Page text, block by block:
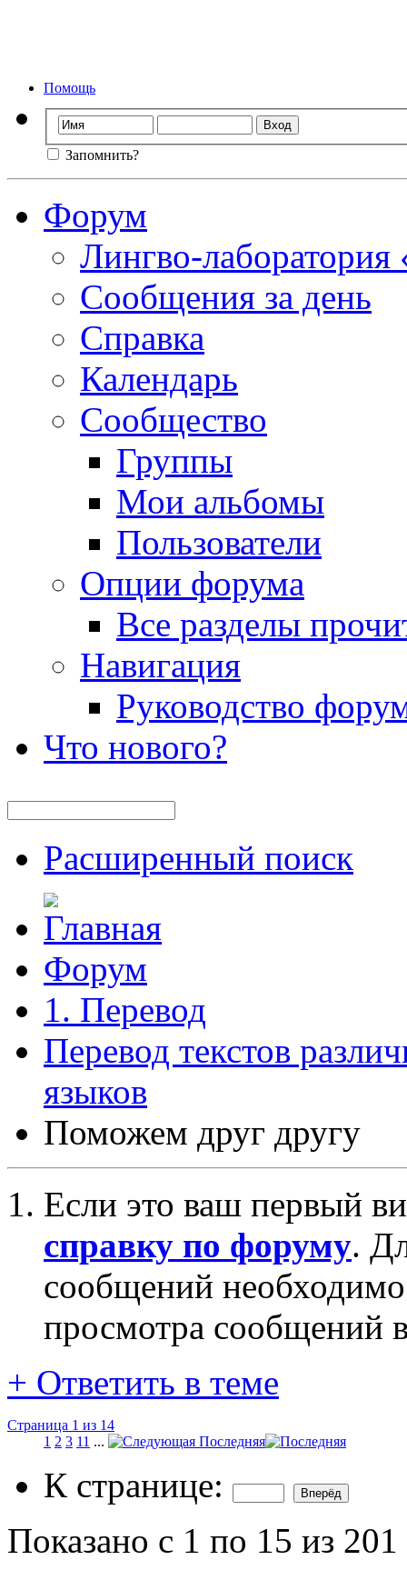
Помощь
Запомнить?
Форум
Лингво-
Сообщения за день
Справка
Календарь
Сообщество
Группы
Мои альбомы
Пользователи
Опции форума
Все разделы
Навигация
Руководство
Что нового?
Расширенный поиск
Форум
1. Перевод
Перевод текстов
языков
Поможем друг другу
Если это ваш первый
справку по форуму.
сообщений
просмотра сообщений
+ Ответить в теме
Страница 1 из 14
1 2 3 11 ... Последняя
К странице:
Показано с 1 по 15 из 201